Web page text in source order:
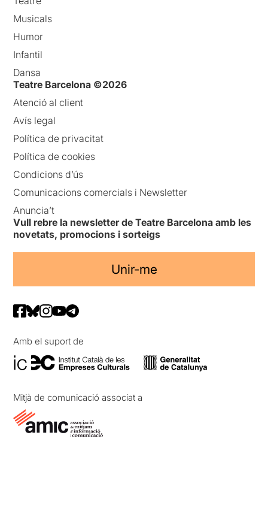
Musicals
Humor
Infantil
Dansa
Teatre Barcelona ©2026
Atenció al client
Avís legal
Política de privacitat
Política de cookies
Condicions d’ús
Comunicacions comercials i Newsletter
Anuncia’t
Vull rebre la newsletter de Teatre Barcelona amb les
novetats, promocions i sorteigs
Unir-me
Amb el suport de
Mitjà de comunicació associat a